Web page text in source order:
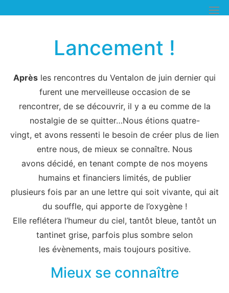
to
Lancement !
Après les rencontres du Ventalon de juin dernier qui
furent une merveilleuse occasion de se
rencontrer, de se découvrir, il y a eu comme de la
nostalgie de se quitter…Nous étions quatre-
vingt, et avons ressenti le besoin de créer plus de lien
entre nous, de mieux se connaître. Nous
avons décidé, en tenant compte de nos moyens
humains et financiers limités, de publier
plusieurs fois par an une lettre qui soit vivante, qui ait
du souffle, qui apporte de l’oxygène !
Elle reflétera l’humeur du ciel, tantôt bleue, tantôt un
tantinet grise, parfois plus sombre selon
les évènements, mais toujours positive.
Mieux se connaître